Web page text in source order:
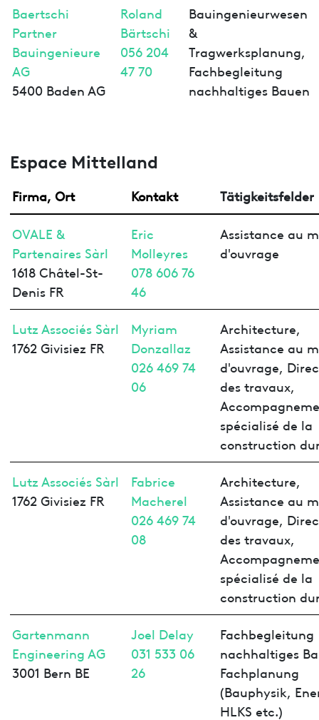
Baertschi
Partner
Bauingenieure
AG
5400 Baden AG
Roland
Bärtschi
056 204
47 70
Bauingenieurwesen
&
Tragwerksplanung,
Fachbegleitung
nachhaltiges Bauen
Espace Mittelland
Firma, Ort Kontakt Tätigkeitsfelder
OVALE &
Partenaires Sàrl
1618 Châtel-St-
Denis FR
Eric
Molleyres
078 606 76
46
Assistance au
d'ouvrage
Lutz Associés Sàrl
1762 Givisiez FR
Myriam
Donzallaz
026 469 74
06
Architecture,
Assistance au
d'ouvrage,
des travaux,
spécialisé de la
construction
Lutz Associés Sàrl
1762 Givisiez FR
Fabrice
Macherel
026 469 74
08
Architecture,
Assistance au
d'ouvrage,
des travaux,
spécialisé de la
construction
Gartenmann
Engineering AG
3001 Bern BE
Joel Delay
031 533 06
26
Fachbegleitung
nachhaltiges
Fachplanung
(Bauphysik,
HLKS etc.)